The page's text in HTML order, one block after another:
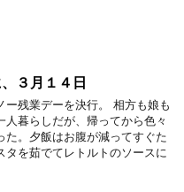
３月１４日
ー残業デーを決行。 相方も娘も
人暮らしだが、帰ってから色々
た。夕飯はお腹が減ってすぐた
タを茹でてレトルトのソースに